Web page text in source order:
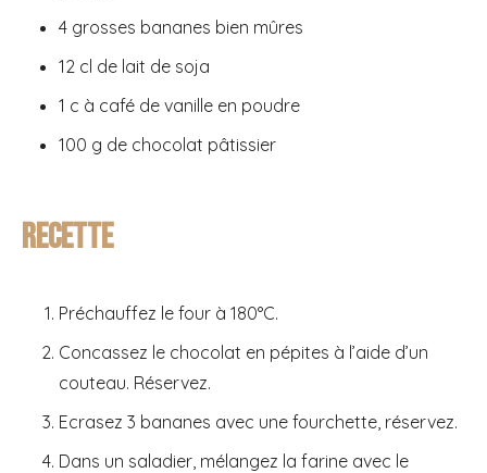
4 grosses bananes bien mûres
12 cl de lait de soja
1 c à café de vanille en poudre
100 g de chocolat pâtissier
Recette
Préchauffez le four à 180°C.
Concassez le chocolat en pépites à l’aide d’un
couteau. Réservez.
Ecrasez 3 bananes avec une fourchette, réservez.
Dans un saladier, mélangez la farine avec le